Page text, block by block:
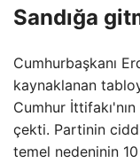
Sandığa
Cumhurbaşkanı
kaynaklanan
Cumhur
çekti. Partinin
temel nedeninin